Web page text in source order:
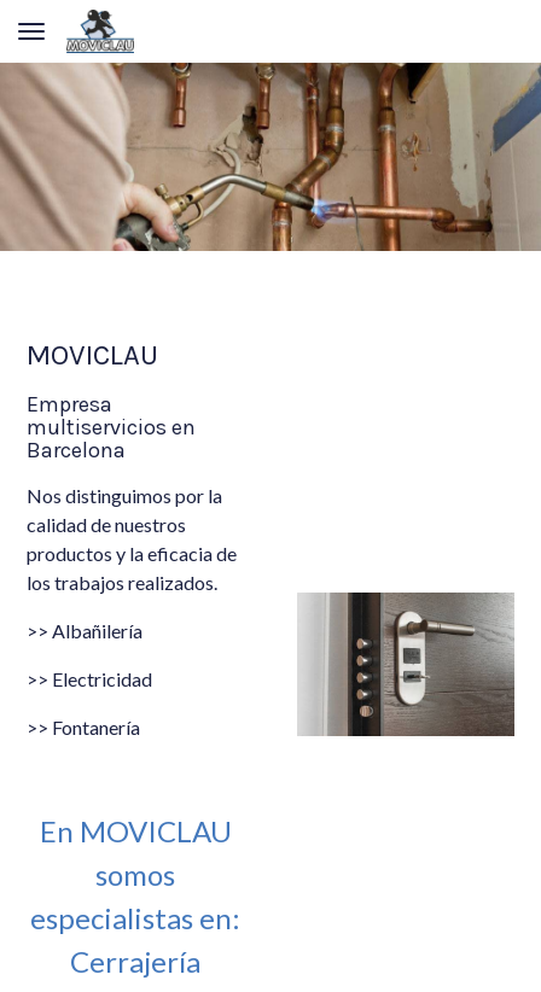
Toggle navigation
MOVICLAU
Empresa
multiservicios en
Barcelona
Nos distinguimos por la
calidad de nuestros
productos y la eficacia de
los trabajos realizados.
>> Albañilería
>> Electricidad
>> Fontanería
En MOVICLAU
somos
especialistas en:
Cerrajería